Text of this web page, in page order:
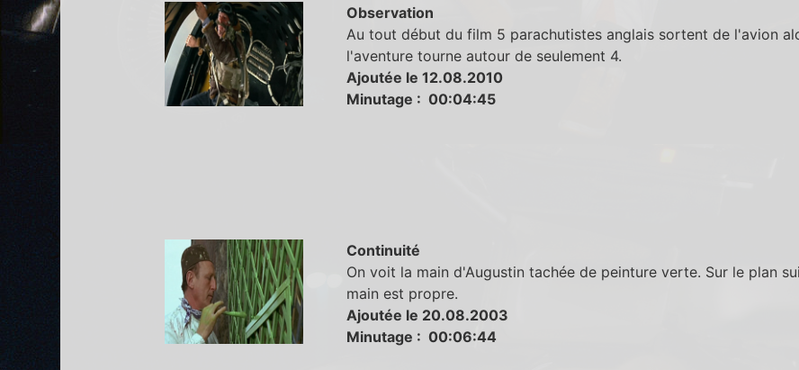
Observation
Au tout début du film 5 parachutistes anglais sortent de l'avion
l'aventure tourne autour de seulement 4.
Ajoutée le 12.08.2010
Minutage : 00:04:45
Continuité
On voit la main d'Augustin tachée de peinture verte. Sur le plan
main est propre.
Ajoutée le 20.08.2003
Minutage : 00:06:44